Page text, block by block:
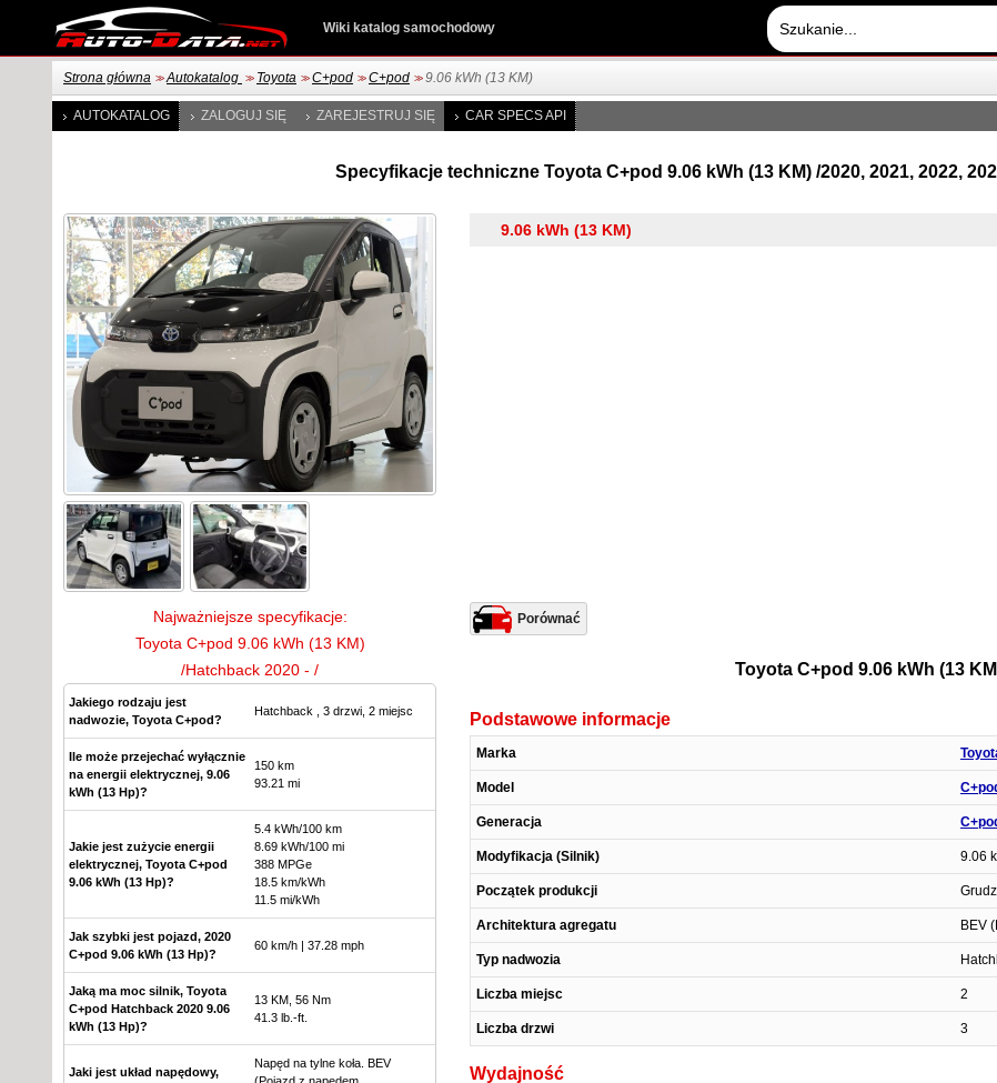
Wiki katalog samochodowy
Strona główna >> Autokatalog >> Toyota >> C+pod >> C+pod >> 9.06 kWh (13 KM)
AUTOKATALOG ZALOGUJ SIĘ ZAREJESTRUJ SIĘ CAR SPECS API
Specyfikacje techniczne Toyota C+pod 9.06 kWh (13 KM) /2020, 2021, 2022,
Najważniejsze specyfikacje:
Toyota C+pod 9.06 kWh (13 KM)
/Hatchback 2020 - /
Jakiego rodzaju jest
nadwozie, Toyota C+pod?
Hatchback , 3 drzwi, 2 miejsc
Ile może przejechać wyłącznie
na energii elektrycznej, 9.06
kWh (13 Hp)?
150 km
93.21 mi
Jakie jest zużycie energii
elektrycznej, Toyota C+pod
9.06 kWh (13 Hp)?
5.4 kWh/100 km
8.69 kWh/100 mi
388 MPGe
18.5 km/kWh
11.5 mi/kWh
Jak szybki jest pojazd, 2020
C+pod 9.06 kWh (13 Hp)?
60 km/h | 37.28 mph
Jaką ma moc silnik, Toyota
C+pod Hatchback 2020 9.06
kWh (13 Hp)?
13 KM, 56 Nm
41.3 lb.-ft.
Jaki jest układ napędowy,
Napęd na tylne koła. BEV
Porównać
Toyota C+pod 9.06 kWh (13
Podstawowe informacje
Marka
Model
Generacja
Modyfikacja (Silnik) 9.06
Początek produkcji
Architektura agregatu BEV
Typ nadwozia
Liczba miejsc 2
Liczba drzwi 3
Wydajność